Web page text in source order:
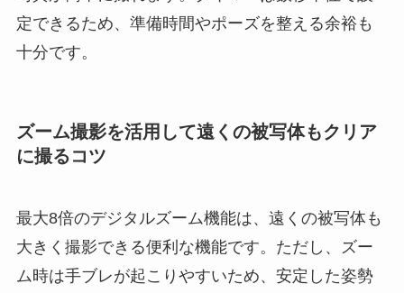
定できるため、準備時間やポーズを整える余裕も
十分です。
ズーム撮影を活用して遠くの被写体もクリア
に撮るコツ
最大8倍のデジタルズーム機能は、遠くの被写体も
大きく撮影できる便利な機能です。ただし、ズー
ム時は手ブレが起こりやすいため、安定した姿勢